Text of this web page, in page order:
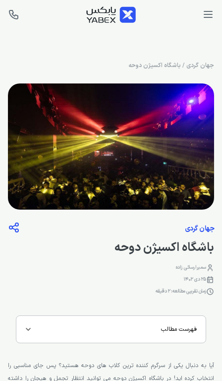
جهان گردی / باشگاه اکسیژن دوحه
جهان گردی
باشگاه اکسیژن دوحه
سمیرا رسائی زاده
25 دی 1402
زمان تقریبی مطالعه: 2 دقیقه
فهرست مطالب
آیا به دنبال یکی از سرگرم کننده ترین کلاب های دوحه هستید؟ پس جای مناسبی را
انتخاب کرده اید! در باشگاه اکسیژن دوحه می توانید انتظار تجمل و هیجان را داشته